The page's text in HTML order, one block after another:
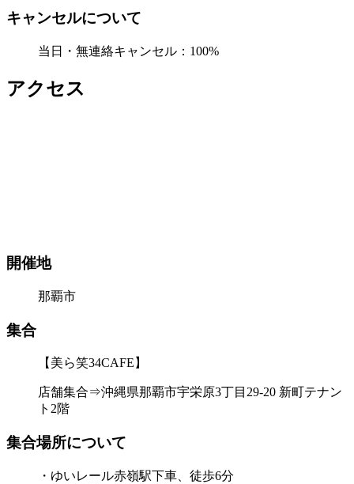
キャンセルについて
当日・無連絡キャンセル：100%
アクセス
開催地
那覇市
集合
【美ら笑34CAFE】
店舗集合⇒沖縄県那覇市宇栄原3丁目29-20 新町テナン
ト2階
集合場所について
・ゆいレール赤嶺駅下車、徒歩6分